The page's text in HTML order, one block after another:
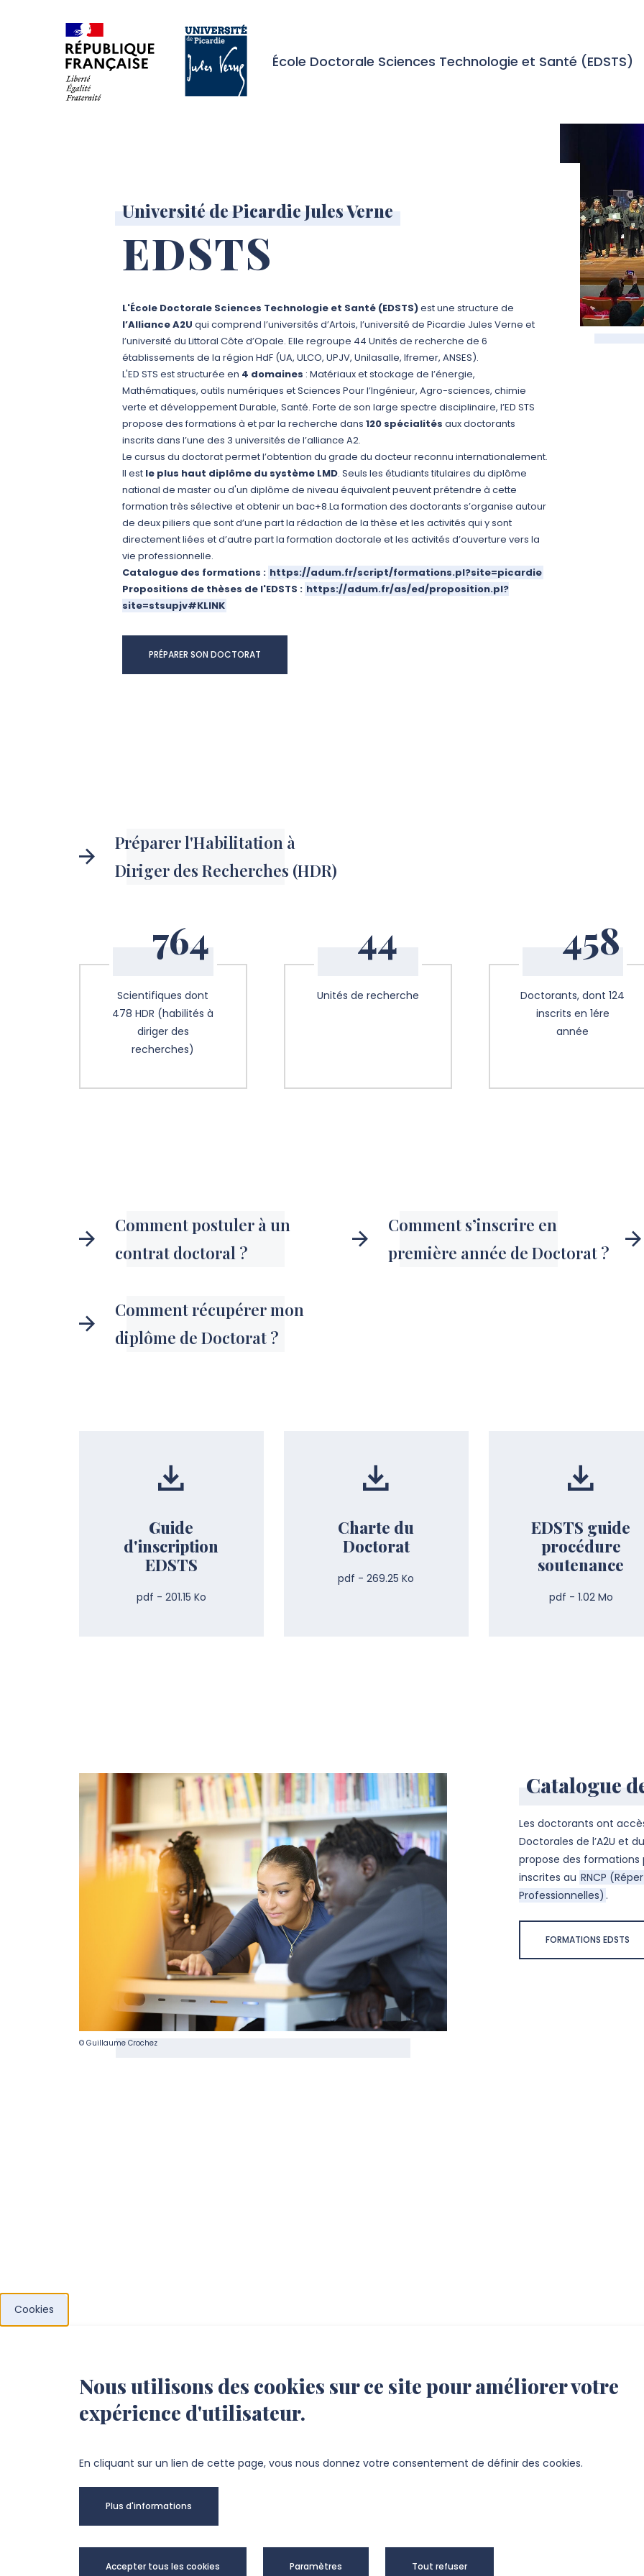
École Doctorale Sciences Technologie et Santé (EDSTS)
Université de Picardie Jules Verne
EDSTS
L'École Doctorale Sciences Technologie et Santé (EDSTS)est une structure de
l’Alliance A2U qui comprend l’universités d’Artois, l’université de Picardie Jules Verne et
l’université du Littoral Côte d’Opale. Elle regroupe 44 Unités de recherche de 6
établissements de la région HdF (UA, ULCO, UPJV, Unilasalle, Ifremer, ANSES).
L'ED STS est structurée en 4 domaines : Matériaux et stockage de l’énergie,
Mathématiques, outils numériques et Sciences Pour l’Ingénieur, Agro-sciences, chimie
verte et développement Durable, Santé. Forte de son large spectre disciplinaire, l’ED STS
propose des formations à et par la recherche dans 120 spécialités aux doctorants
inscrits dans l’une des 3 universités de l’alliance A2.
Le cursus du doctorat permet l’obtention du grade du docteur reconnu internationalement.
Il est le plus haut diplôme du système LMD. Seuls les étudiants titulaires du diplôme
national de masterou d'un diplôme de niveau équivalentpeuvent prétendre à cette
formation très sélective et obtenir un bac+8.La formation des doctorants s’organise autour
de deux piliers que sont d’une part la rédaction de la thèse et les activités qui y sont
directement liées et d’autre part la formation doctorale et les activités d’ouverture vers la
vie professionnelle.
Catalogue des formations : https://adum.fr/script/formations.pl?site=picardie
Propositions de thèses de l'EDSTS : https://adum.fr/as/ed/proposition.pl?
site=stsupjv#KLINK
PRÉPARER SON DOCTORAT
Préparer l'Habilitation à
Diriger des Recherches (HDR)
764
Scientifiques dont
478 HDR (habilités à
diriger des
recherches)
44
Unités de recherche
458
Doctorants, dont 124
inscrits en 1ére
année
Comment postuler à un
contrat doctoral ?
Comment s’inscrire en
première année de Doctorat ?
Comment récupérer mon
diplôme de Doctorat ?
Guide
d'inscription
EDSTS
pdf - 201.15 Ko
Charte du
Doctorat
pdf - 269.25 Ko
EDSTS guide
procédure
soutenance
pdf - 1.02 Mo
© Guillaume Crochez
Catalogue
Les doctorants ont
Doctorales de l’A2U et
propose des
inscrites au RNCP
Professionnelles) .
FORMATIONS EDSTS
EDSTS
Cookies
Nous utilisons des cookies sur ce site pour améliorer votre
expérience d'utilisateur.
En cliquant sur un lien de cette page, vous nous donnez votre consentement de définir des cookies.
Plus d'informations
Accepter tous les cookies Paramètres Tout refuser